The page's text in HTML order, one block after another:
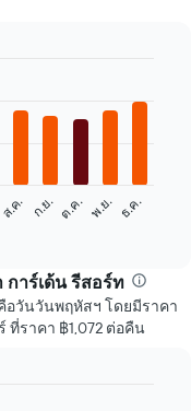
ส.ค. ก.ย. ต.ค. พ.ย. ธ.ค.
าร์เด้น รีสอร์ท
อวันวันพฤหัสฯ โดยมีราคา
ที่ราคา ฿1,072 ต่อคืน